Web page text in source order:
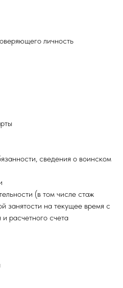
личность
сведения о воинском
(в том числе стаж
занятости на текущее время с
расчетного счета